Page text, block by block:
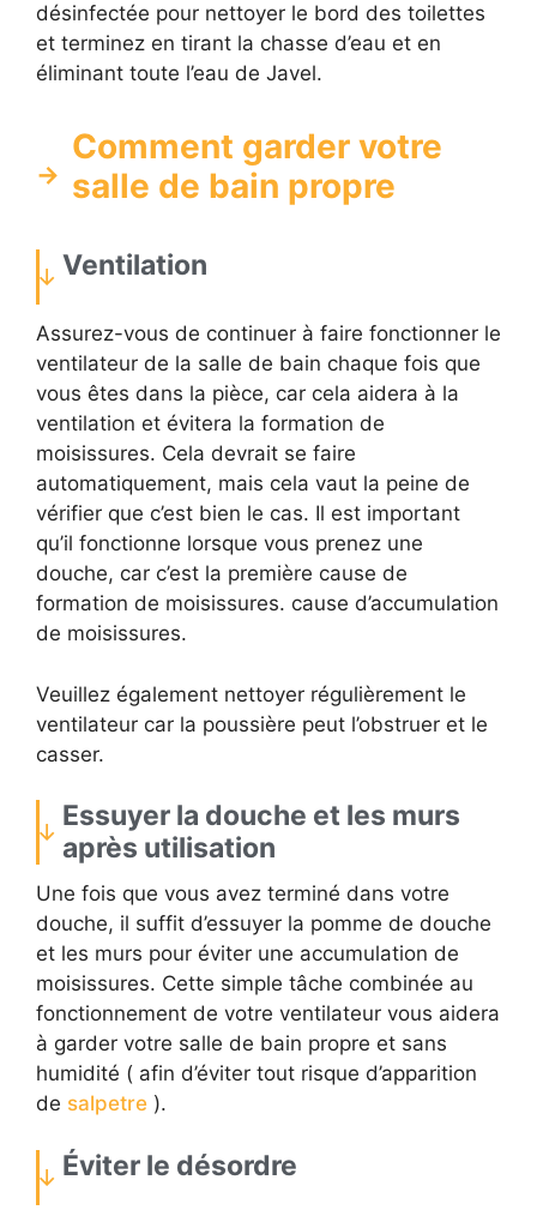
désinfectée pour nettoyer le bord des toilettes
et terminez en tirant la chasse d’eau et en
éliminant toute l’eau de Javel.
Comment garder votre
salle de bain propre
Ventilation
Assurez-vous de continuer à faire fonctionner le
ventilateur de la salle de bain chaque fois que
vous êtes dans la pièce, car cela aidera à la
ventilation et évitera la formation de
moisissures. Cela devrait se faire
automatiquement, mais cela vaut la peine de
vérifier que c’est bien le cas. Il est important
qu’il fonctionne lorsque vous prenez une
douche, car c’est la première cause de
formation de moisissures. cause d’accumulation
de moisissures.
Veuillez également nettoyer régulièrement le
ventilateur car la poussière peut l’obstruer et le
casser.
Essuyer la douche et les murs
après utilisation
Une fois que vous avez terminé dans votre
douche, il suffit d’essuyer la pomme de douche
et les murs pour éviter une accumulation de
moisissures. Cette simple tâche combinée au
fonctionnement de votre ventilateur vous aidera
à garder votre salle de bain propre et sans
humidité ( afin d’éviter tout risque d’apparition
de salpetre ).
Éviter le désordre